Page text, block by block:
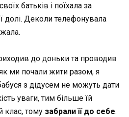
батьків і поїхала за
долі. Деколи телефонувала
до доньки та проводив
ми почали жити разом, я
з дідусем не можуть дати
уваги, тим більше їй
клас, тому забрали її до себе.